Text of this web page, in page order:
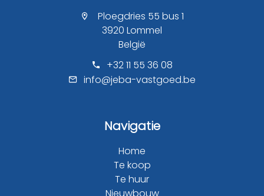
Ploegdries 55 bus 1
3920 Lommel
België
+32 11 55 36 08
info@jeba-vastgoed.be
Navigatie
Home
Te koop
Te huur